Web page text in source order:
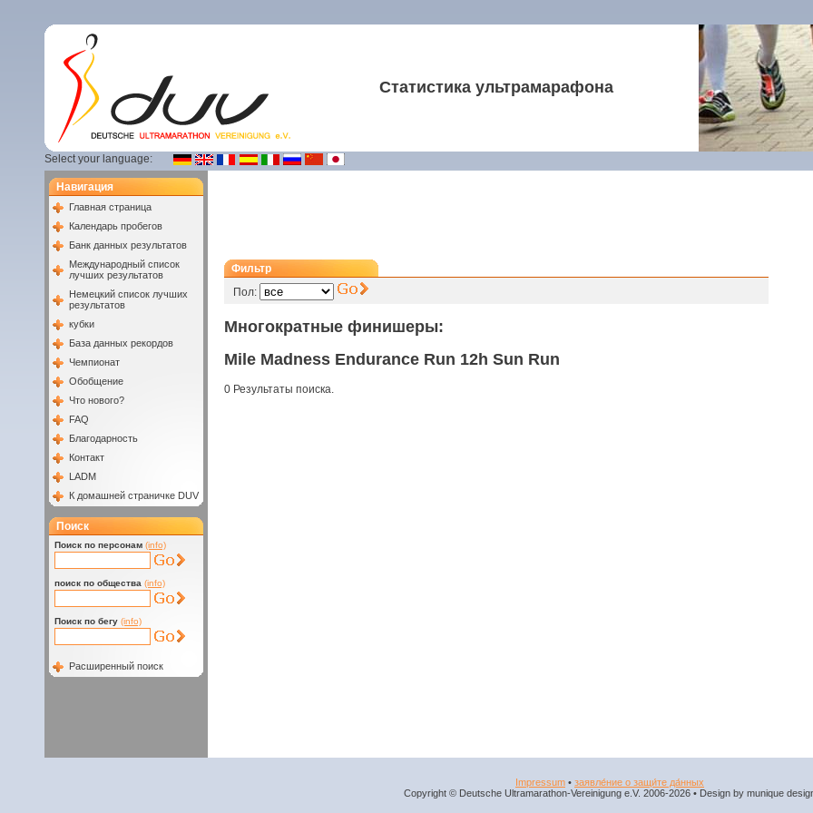
Статистика ультрамарафона
Select your language:
Навигация
Главная страница
Календарь пробегов
Банк данных результатов
Международный список
лучших результатов
Немецкий список лучших
результатов
кубки
База данных рекордов
Чемпионат
Обобщение
Что нового?
FAQ
Благодарность
Контакт
LADM
К домашней страничке DUV
Поиск
Поиск по персонам (info)
поиск по общества (info)
Поиск по бегу (info)
Расширенный поиск
Фильтр
Пол:
Многократные финишеры:
Mile Madness Endurance Run 12h Sun Run
0 Результаты поиска.
Impressum • заявле́ние о защи́те да́нных
Copyright © Deutsche Ultramarathon-Vereinigung e.V. 2006-2026 • Design by munique